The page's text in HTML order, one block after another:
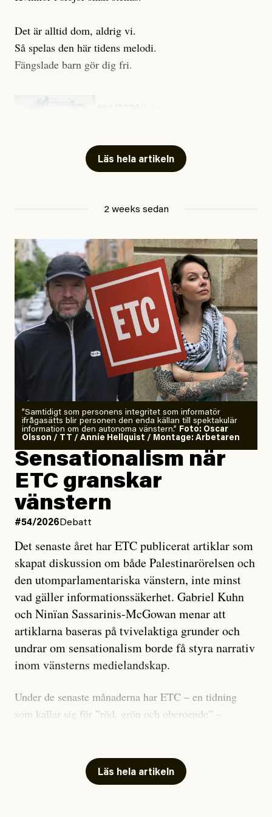
Det är alltid dom, aldrig vi.
Så spelas den här tidens melodi.
Fängslade barn gör dig fri.
Läs hela artikeln
2 weeks sedan
”Samtidigt som personens integritet som informatör
ifrågasätts blir personen den enda källan till spektakulär
information om den autonoma vänstern.” Foto: Oscar
Olsson / TT / Annie Hellquist / Montage: Arbetaren
Sensationalism när
ETC granskar
vänstern
#54/2026 Debatt
Det senaste året har ETC publicerat artiklar som
skapat diskussion om både Palestinarörelsen och
den utomparlamentariska vänstern, inte minst
vad gäller informationssäkerhet. Gabriel Kuhn
och Ninïan Sassarinis-McGowan menar att
artiklarna baseras på tvivelaktiga grunder och
undrar om sensationalism borde få styra narrativ
inom vänsterns medielandskap.
Under de senaste månaderna har ETC – en tidning
som kallar sig för ”röd, grön och oberoende” –
skriver för? Vad betyder det att vara en ”röd, grön och
oberoende” tidning? Och vad är egentligen bra
Läs hela artikeln